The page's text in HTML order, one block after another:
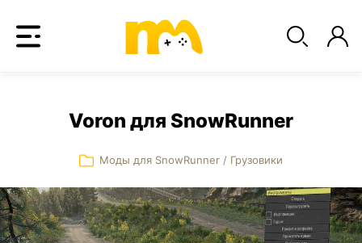
Voron для SnowRunner
Моды для SnowRunner / Грузовики